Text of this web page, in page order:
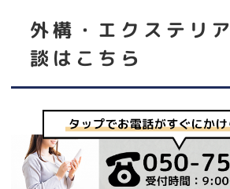
外構・エクステリア
談はこちら